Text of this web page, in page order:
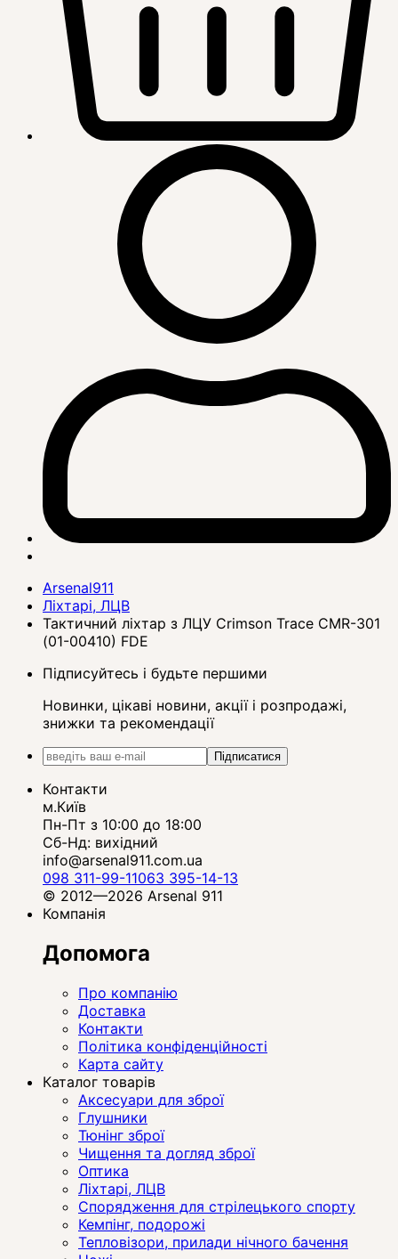
Arsenal911
Ліхтарі, ЛЦВ
Тактичний ліхтар з ЛЦУ Crimson Trace CMR-301
(01-00410) FDE
Підписуйтесь і будьте першими
Новинки, цікаві новини, акції і розпродажі,
знижки та рекомендації
Підписатися
Контакти
м.Київ
Пн-Пт з 10:00 до 18:00
Сб-Нд: вихідний
info@arsenal911.com.ua
098 311-99-11063 395-14-13
© 2012—2026 Arsenal 911
Компанія
Допомога
Про компанію
Доставка
Контакти
Політика конфіденційності
Карта сайту
Каталог товарів
Аксесуари для зброї
Глушники
Тюнінг зброї
Чищення та догляд зброї
Оптика
Ліхтарі, ЛЦВ
Спорядження для стрілецького спорту
Кемпінг, подорожі
Тепловізори, прилади нічного бачення